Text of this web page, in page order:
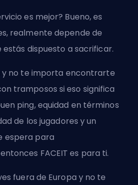
es mejor? Bueno, es
realmente depende de
estás dispuesto a sacrificar.
y no te importa encontrarte
tramposos si eso significa
ping, equidad en términos
de los jugadores y un
espera para
FACEIT es para ti.
fuera de Europa y no te